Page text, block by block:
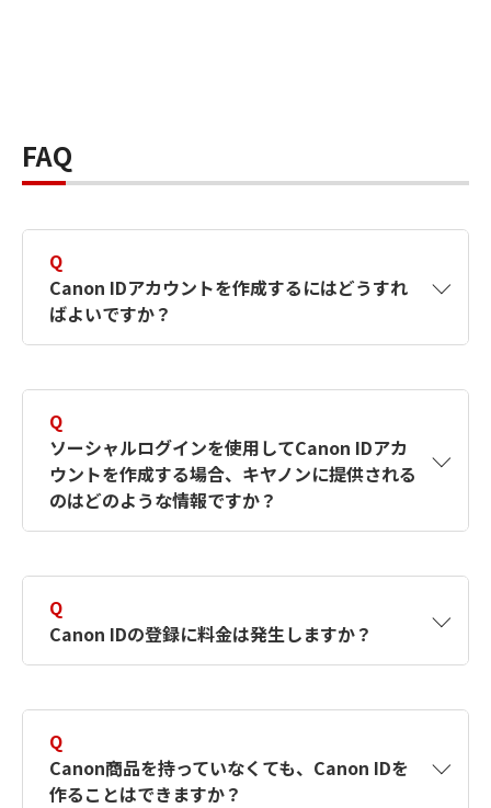
FAQ
Q
Canon IDアカウントを作成するにはどうすれ
ばよいですか？
す。詳しい作成方法は【カメラ】Canon IDとは
何ですか？Canon IDの作成方法は？をご確認く
ださい。
Q
ソーシャルログインを使用してCanon IDアカ
ウントを作成する場合、キヤノンに提供される
のはどのような情報ですか？
択したサービスから取得します。アカウントを
簡単に作成できるように、この情報を使用して
Canon IDの登録フォームを入力します。
Q
Canon IDの登録に料金は発生しますか？
Q
Canon商品を持っていなくても、Canon IDを
作ることはできますか？